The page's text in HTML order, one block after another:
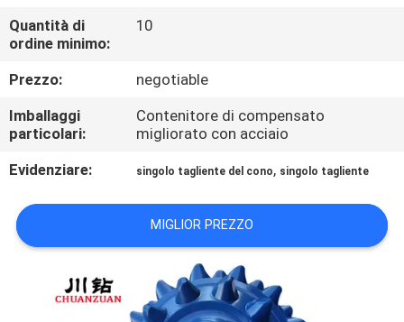
CONTROLLO
DI
QUALITÀ
CONTATTICI
NOTIZIE
RICHIEDA
Quantità di
ordine minimo:
10
Prezzo:
negotiable
Imballaggi
particolari:
Contenitore di compensato
migliorato con acciaio
Evidenziare:
singolo tagliente del cono, singolo tagliente
MIGLIOR PREZZO